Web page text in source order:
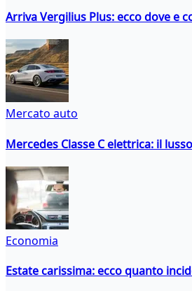
Arriva Vergilius Plus: ecco dove e
Mercato auto
Mercedes Classe C elettrica: il
Economia
Estate carissima: ecco quanto